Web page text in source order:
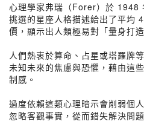
心理學家弗瑞（Forer）於 1948
挑選的星座人格描述給出了平均
價，顯示出人類極易對「量身打
人們熱衷於算命、占星或塔羅牌
未知未來的焦慮與恐懼，藉由這
制感。
過度依賴這類心理暗示會削弱個
忽略客觀事實，從而錯失解決問